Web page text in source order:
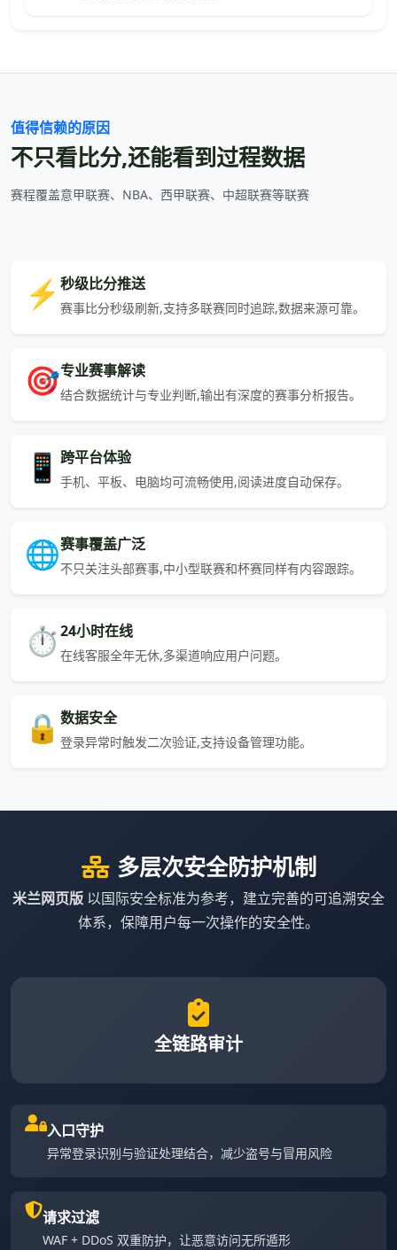
值得信赖的原因
不只看比分,还能看到过程数据
赛程覆盖意甲联赛、NBA、西甲联赛、中超联赛等联赛
⚡ 秒级比分推送
赛事比分秒级刷新,支持多联赛同时追踪,数据来源可靠。
🎯专业赛事解读
结合数据统计与专业判断,输出有深度的赛事分析报告。
📱 跨平台体验
手机、平板、电脑均可流畅使用,阅读进度自动保存。
🌐赛事覆盖广泛
不只关注头部赛事,中小型联赛和杯赛同样有内容跟踪。
⏱️24小时在线
在线客服全年无休,多渠道响应用户问题。
🔒 数据安全
登录异常时触发二次验证,支持设备管理功能。
多层次安全防护机制
米兰网页版 以国际安全标准为参考，建立完善的可追溯安全
体系，保障用户每一次操作的安全性。
全链路审计
入口守护
异常登录识别与验证处理结合，减少盗号与冒用风险
请求过滤
WAF + DDoS 双重防护，让恶意访问无所遁形